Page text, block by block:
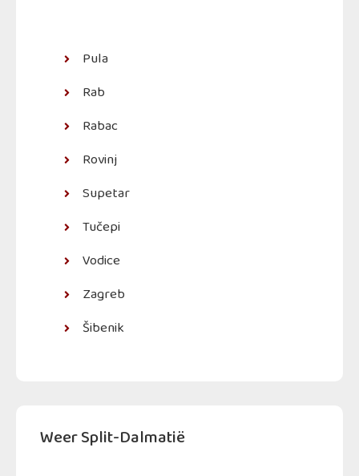
Pula
Rab
Rabac
Rovinj
Supetar
Tučepi
Vodice
Zagreb
Šibenik
Weer Split-Dalmatië